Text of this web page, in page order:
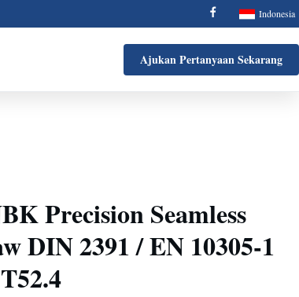
Indonesia
Ajukan Pertanyaan Sekarang
Precision Seamless
DIN 2391 / EN 10305-1